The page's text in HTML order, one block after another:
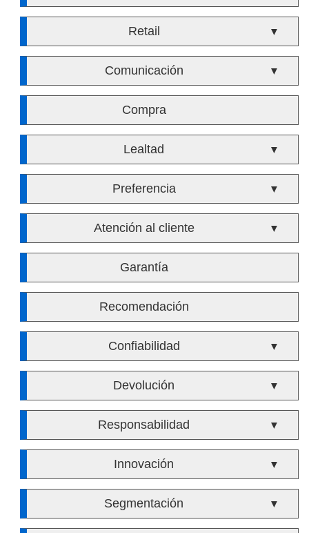
Retail ▼
Comunicación ▼
Compra
Lealtad ▼
Preferencia ▼
Atención al cliente ▼
Garantía
Recomendación
Confiabilidad ▼
Devolución ▼
Responsabilidad ▼
Innovación ▼
Segmentación ▼